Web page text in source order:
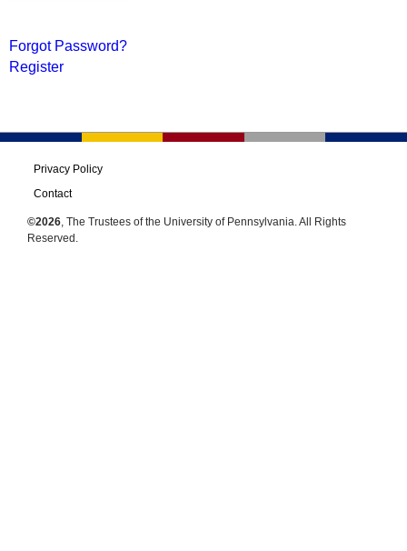
Forgot Password?
Register
Privacy Policy
Contact
©2026, The Trustees of the University of Pennsylvania. All Rights
Reserved.